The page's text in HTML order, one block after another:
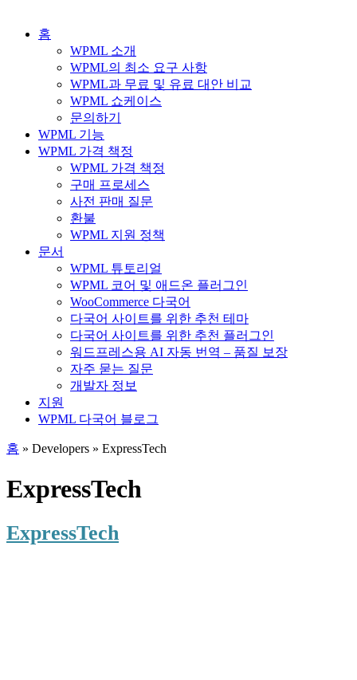
홈
WPML 소개
WPML의 최소 요구 사항
WPML과 무료 및 유료 대안 비교
WPML 쇼케이스
문의하기
WPML 기능
WPML 가격 책정
WPML 가격 책정
구매 프로세스
사전 판매 질문
환불
WPML 지원 정책
문서
WPML 튜토리얼
WPML 코어 및 애드온 플러그인
WooCommerce 다국어
다국어 사이트를 위한 추천 테마
다국어 사이트를 위한 추천 플러그인
워드프레스용 AI 자동 번역 – 품질 보장
자주 묻는 질문
개발자 정보
지원
WPML 다국어 블로그
홈 » Developers » ExpressTech
ExpressTech
ExpressTech